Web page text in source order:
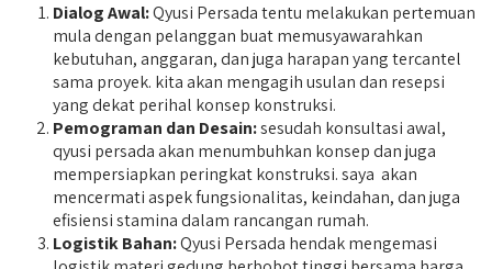
Dialog Awal:Qyusi Persada tentu melakukan pertemuan
mula dengan pelanggan buat memusyawarahkan
kebutuhan, anggaran, dan juga harapan yang tercantel
sama proyek. kita akan mengagih usulan dan resepsi
yang dekat perihal konsep konstruksi.
Pemograman dan Desain:sesudah konsultasi awal,
qyusi persada akan menumbuhkan konsep dan juga
mempersiapkan peringkat konstruksi. saya akan
mencermati aspek fungsionalitas, keindahan, dan juga
efisiensi stamina dalam rancangan rumah.
Logistik Bahan:Qyusi Persada hendak mengemasi